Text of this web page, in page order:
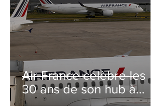
Air France célèbre les
30 ans de son hub à
Paris-Charles de Gaulle